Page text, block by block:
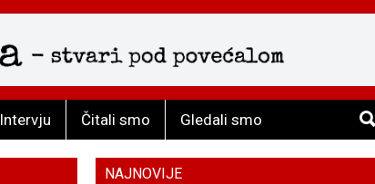
Intervju Čitali smo Gledali smo
NAJNOVIJE